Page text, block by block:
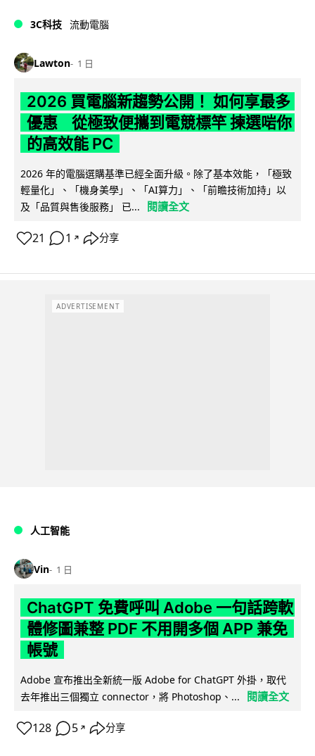
3C科技 流動電腦
Lawton 1 日
2026 買電腦新趨勢公開！ 如何享最多
優惠 從極致便攜到電競標竿 揀選啱你
的高效能 PC
2026 年的電腦選購基準已經全面升級。除了基本效能，「極致
輕量化」、「機身美學」、「AI算力」、「前瞻技術加持」以
及「品質與售後服務」 已...
閱讀全文
21 1 ↗ 分享
ADVERTISEMENT
人工智能
Vin 1 日
ChatGPT 免費呼叫 Adobe 一句話跨軟
體修圖兼整 PDF 不用開多個 APP 兼免
帳號
Adobe 宣布推出全新統一版 Adobe for ChatGPT 外掛，取代
去年推出三個獨立 connector，將 Photoshop、...
閱讀全文
128 5 ↗ 分享